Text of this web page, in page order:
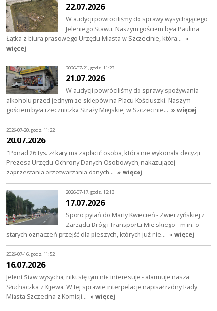
22.07.2026
W audycji powróciliśmy do sprawy wysychającego
Jeleniego Stawu. Naszym gościem była Paulina
Łątka z biura prasowego Urzędu Miasta w Szczecinie, która… »
więcej
2026-07-21, godz. 11:23
21.07.2026
W audycji powróciliśmy do sprawy spożywania
alkoholu przed jednym ze sklepów na Placu Kościuszki. Naszym
gościem była rzeczniczka Straży Miejskiej w Szczecinie… » więcej
2026-07-20, godz. 11:22
20.07.2026
"Ponad 26 tys. zł kary ma zapłacić osoba, która nie wykonała decyzji
Prezesa Urzędu Ochrony Danych Osobowych, nakazującej
zaprzestania przetwarzania danych… » więcej
2026-07-17, godz. 12:13
17.07.2026
Sporo pytań do Marty Kwiecień - Zwierzyńskiej z
Zarządu Dróg i Transportu Miejskiego - m.in. o
starych oznaczeń przejść dla pieszych, których już nie… » więcej
2026-07-16, godz. 11:52
16.07.2026
Jeleni Staw wysycha, nikt się tym nie interesuje - alarmuje nasza
Słuchaczka z Kijewa. W tej sprawie interpelacje napisał radny Rady
Miasta Szczecina z Komisji… » więcej